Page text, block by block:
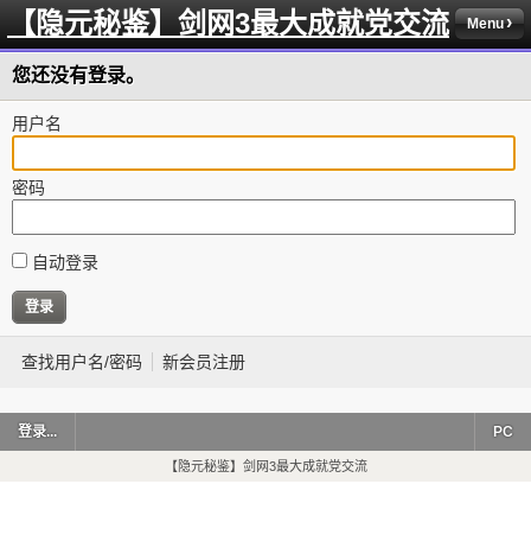
【隐元秘鉴】剑网3最大成就党交流 Menu
您还没有登录。
用户名
密码
自动登录
查找用户名/密码 新会员注册
登录... PC
【隐元秘鉴】剑网3最大成就党交流